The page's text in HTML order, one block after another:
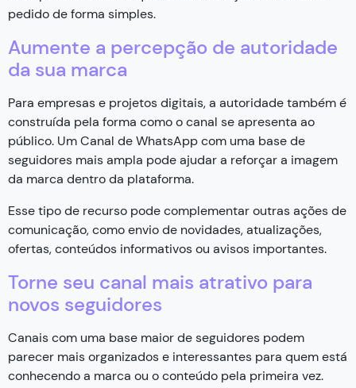
pedido de forma simples.
Aumente a percepção de autoridade
da sua marca
Para empresas e projetos digitais, a autoridade também é
construída pela forma como o canal se apresenta ao
público. Um Canal de WhatsApp com uma base de
seguidores mais ampla pode ajudar a reforçar a imagem
da marca dentro da plataforma.
Esse tipo de recurso pode complementar outras ações de
comunicação, como envio de novidades, atualizações,
ofertas, conteúdos informativos ou avisos importantes.
Torne seu canal mais atrativo para
novos seguidores
Canais com uma base maior de seguidores podem
parecer mais organizados e interessantes para quem está
conhecendo a marca ou o conteúdo pela primeira vez.